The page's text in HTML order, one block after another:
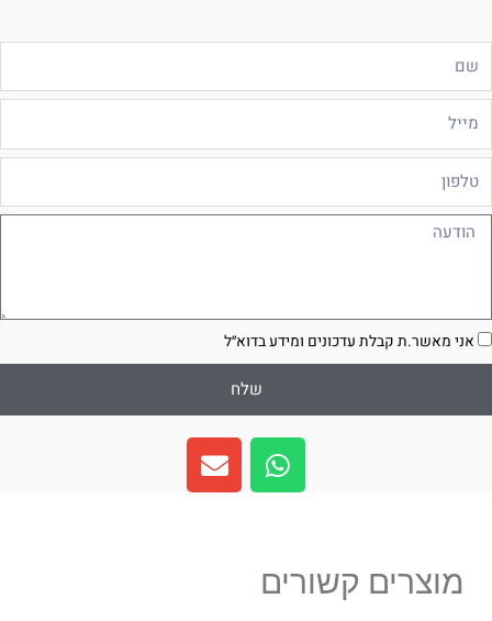
אני מאשר.ת קבלת עדכונים ומידע בדוא״ל
שלח
W
h
a
a
E
n
v
מוצרים קשורים